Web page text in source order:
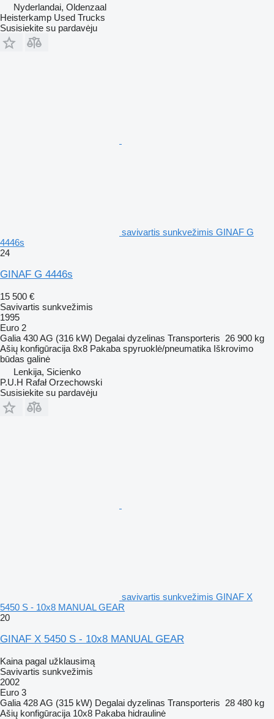
Nyderlandai, Oldenzaal
Heisterkamp Used Trucks
Susisiekite su pardavėju
savivartis sunkvežimis GINAF G
4446s
24
GINAF G 4446s
15 500 €
Savivartis sunkvežimis
1995
Euro 2
Galia 430 AG (316 kW) Degalai dyzelinas Transporteris 26 900 kg
Ašių konfigūracija 8x8 Pakaba spyruoklė/pneumatika Iškrovimo
būdas galinė
Lenkija, Sicienko
P.U.H Rafał Orzechowski
Susisiekite su pardavėju
savivartis sunkvežimis GINAF X
5450 S - 10x8 MANUAL GEAR
20
GINAF X 5450 S - 10x8 MANUAL GEAR
Kaina pagal užklausimą
Savivartis sunkvežimis
2002
Euro 3
Galia 428 AG (315 kW) Degalai dyzelinas Transporteris 28 480 kg
Ašių konfigūracija 10x8 Pakaba hidraulinė